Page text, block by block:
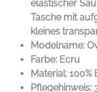
elastischer
Tasche mit
kleines
Modelname:
Farbe: Ecru
Material:
Pflegehinweis: